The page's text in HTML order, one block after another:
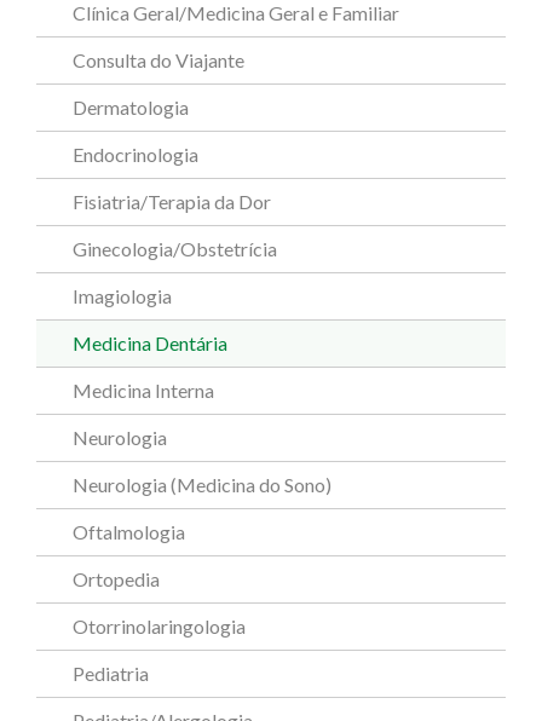
Clínica Geral/Medicina Geral e Familiar
Consulta do Viajante
Dermatologia
Endocrinologia
Fisiatria/Terapia da Dor
Ginecologia/Obstetrícia
Imagiologia
Medicina Dentária
Medicina Interna
Neurologia
Neurologia (Medicina do Sono)
Oftalmologia
Ortopedia
Otorrinolaringologia
Pediatria